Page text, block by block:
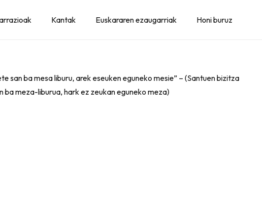
Kantak Euskararen ezaugarriak Honi buruz
san ba mesa liburu, arek eseuken eguneko mesie” – (Santuen bizitza
meza-liburua, hark ez zeukan eguneko meza)